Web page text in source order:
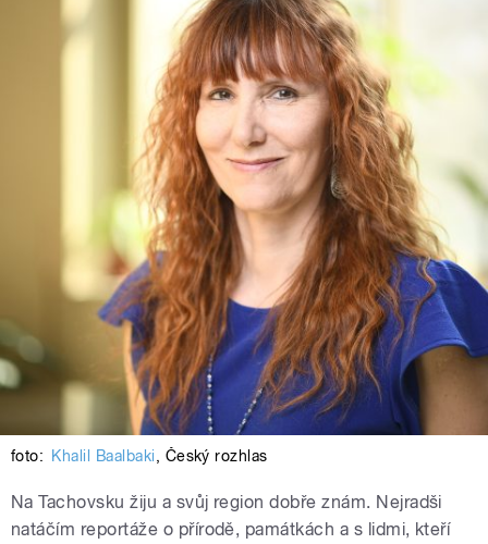
foto: Khalil Baalbaki, Český rozhlas
Na Tachovsku žiju a svůj region dobře znám. Nejradši
natáčím reportáže o přírodě, památkách a s lidmi, kteří